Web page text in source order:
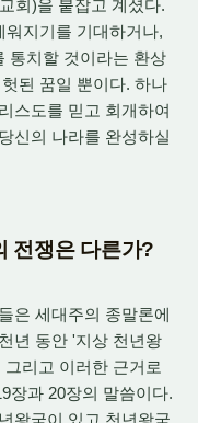
회)을 붙잡고 계셨다.
지기를 기대하거나,
통치할 것이라는 환상
된 꿈일 뿐이다. 하나
스도를 믿고 회개하여
신의 나라를 완성하실
전쟁은 다른가?
은 세대주의 종말론에
년 동안 '지상 천년왕
리고 이러한 근거로
장과 20장의 말씀이다.
왕국이 있고 천년왕국